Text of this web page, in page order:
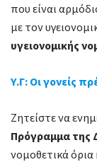
που είναι
με τον
υγειονομικής
Υ.Γ: Οι γονείς
Ζητείστε να
Πρόγραμμα της
νομοθετικά